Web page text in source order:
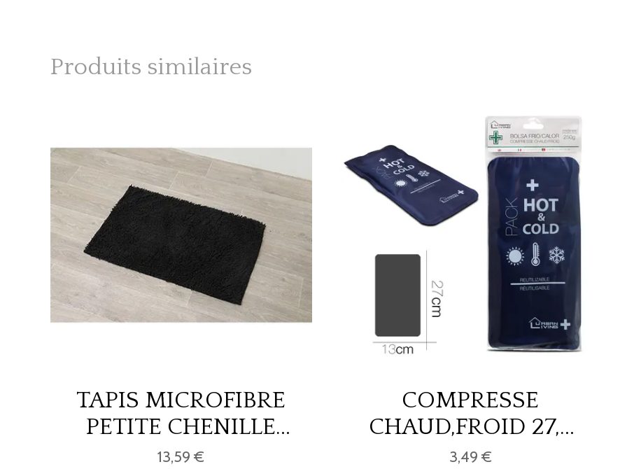
Produits similaires
TAPIS MICROFIBRE
PETITE CHENILLE
50X80 CM - NOIR
13,59 €
COMPRESSE
CHAUD,FROID 27,5
x 13 cm , 250 gr
3,49 €